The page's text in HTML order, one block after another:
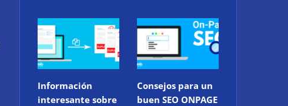
Información
interesante sobre
Consejos para un
buen SEO ONPAGE